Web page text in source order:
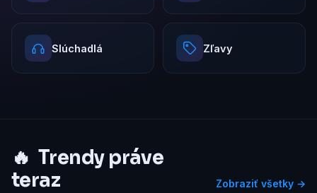
Slúchadlá Zľavy
🔥 Trendy práve
teraz
Zobraziť všetky →